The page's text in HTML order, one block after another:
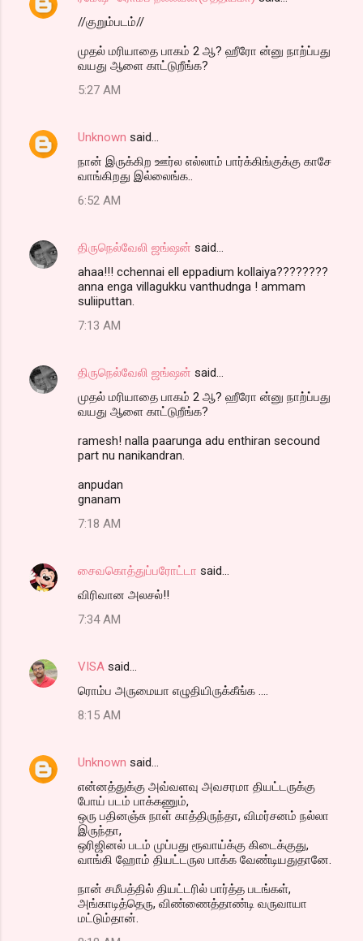
//குறும்படம்//
முதல் மரியாதை பாகம் 2 ஆ? ஹீரோ ன்னு நாற்ப்பது
வயது ஆளை காட்டுறீங்க?
5:27 AM
Unknown said…
நான் இருக்கிற ஊர்ல எல்லாம் பார்க்கிங்குக்கு காசே
வாங்கிறது இல்லைங்க..
6:52 AM
திருநெல்வேலி ஜங்ஷன் said…
ahaa!!! cchennai ell eppadium kollaiya????????
anna enga villagukku vanthudnga ! ammam
suliiputtan.
7:13 AM
திருநெல்வேலி ஜங்ஷன் said…
முதல் மரியாதை பாகம் 2 ஆ? ஹீரோ ன்னு நாற்ப்பது
வயது ஆளை காட்டுறீங்க?
ramesh! nalla paarunga adu enthiran secound
part nu nanikandran.
anpudan
gnanam
7:18 AM
சைவகொத்துப்பரோட்டா said…
விரிவான அலசல்!!
7:34 AM
VISA said…
ரொம்ப அருமையா எழுதியிருக்கீங்க ....
8:15 AM
Unknown said…
என்னத்துக்கு அவ்வளவு அவசரமா தியட்டருக்கு
போய் படம் பாக்கணும்,
ஒரு பதினஞ்சு நாள் காத்திருந்தா, விமர்சனம் நல்லா
இருந்தா,
ஒரிஜினல் படம் முப்பது ரூவாய்க்கு கிடைக்குது,
வாங்கி ஹோம் தியட்டருல பாக்க வேண்டியதுதானே.
நான் சமீபத்தில் தியட்டரில் பார்த்த படங்கள்,
அங்காடித்தெரு, விண்ணைத்தாண்டி வருவாயா
மட்டும்தான்.